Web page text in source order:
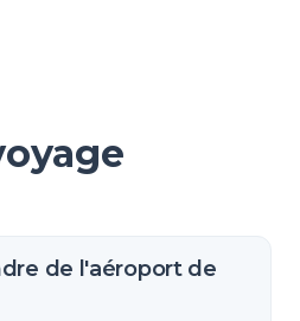
de l'aéroport de